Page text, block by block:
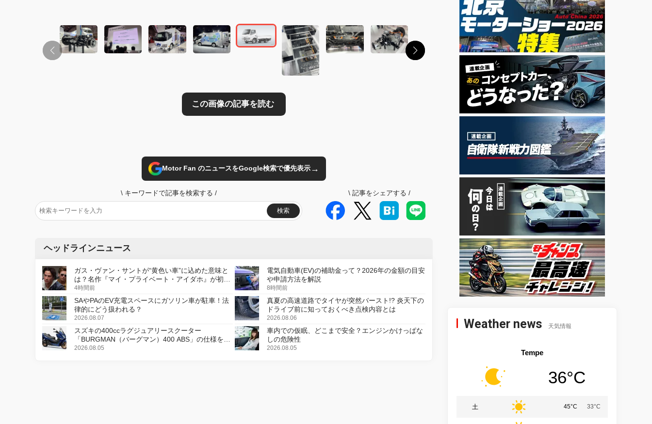
Motor Fan のニュースをGoogle検索で優先表示→
\ キーワードで記事を検索する /
検索
\ 記事をシェアする /
ヘッドラインニュース
ガス・ヴァン・サントが“黄色い車”に込めた意味と
は？名作『マイ・プライベート・アイダホ』が初の
デジタルリマスター版で復活
4時間前
電気自動車(EV)の補助金って？2026年の金額の目安
や申請方法を解説
8時間前
SAやPAのEV充電スペースにガソリン車が駐車！法
律的にどう扱われる？
2026.08.07
真夏の高速道路でタイヤが突然バースト!? 炎天下の
ドライブ前に知っておくべき点検内容とは
2026.08.06
スズキの400ccラグジュアリースクーター
「BURGMAN（バーグマン）400 ABS」の仕様を変
更し、8月18日に発売
2026.08.05
車内での仮眠、どこまで安全？エンジンかけっぱな
しの危険性
2026.08.05
Weather news 天気情報
Tempe
36°C
土 45°C 33°C